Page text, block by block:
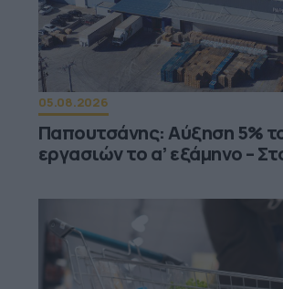
05.08.2026
Παπουτσάνης: Αύξηση 5%
εργασιών το α’ εξάμηνο –